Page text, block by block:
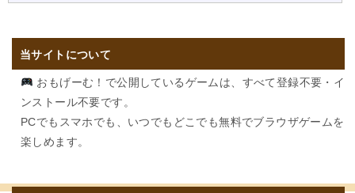
当サイトについて
おもげーむ！で公開しているゲームは、すべて登録不要・イ
ンストール不要です。
PCでもスマホでも、いつでもどこでも無料でブラウザゲームを
楽しめます。